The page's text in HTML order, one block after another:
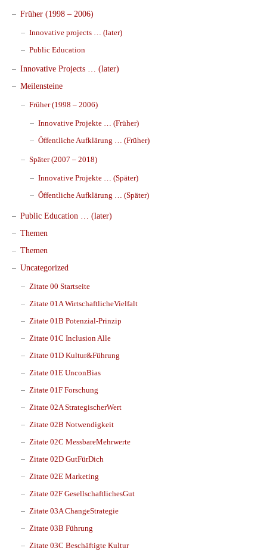
Früher (1998 – 2006)
Innovative projects … (later)
Public Education
Innovative Projects … (later)
Meilensteine
Früher (1998 – 2006)
Innovative Projekte … (Früher)
Öffentliche Aufklärung … (Früher)
Später (2007 – 2018)
Innovative Projekte … (Später)
Öffentliche Aufklärung … (Später)
Public Education … (later)
Themen
Themen
Uncategorized
Zitate 00 Startseite
Zitate 01A WirtschaftlicheVielfalt
Zitate 01B Potenzial-Prinzip
Zitate 01C Inclusion Alle
Zitate 01D Kultur&Führung
Zitate 01E UnconBias
Zitate 01F Forschung
Zitate 02A StrategischerWert
Zitate 02B Notwendigkeit
Zitate 02C MessbareMehrwerte
Zitate 02D GutFürDich
Zitate 02E Marketing
Zitate 02F GesellschaftlichesGut
Zitate 03A ChangeStrategie
Zitate 03B Führung
Zitate 03C Beschäftigte Kultur